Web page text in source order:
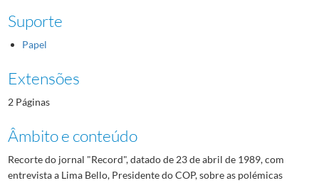
Suporte
Papel
Extensões
2 Páginas
Âmbito e conteúdo
Recorte do jornal "Record", datado de 23 de abril de 1989, com
entrevista a Lima Bello, Presidente do COP, sobre as polémicas